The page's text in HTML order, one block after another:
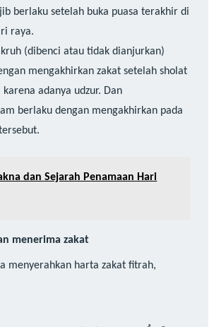
berlaku setelah buka puasa terakhir di
raya.
(dibenci atau tidak dianjurkan)
mengakhirkan zakat setelah sholat
karena adanya udzur. Dan
berlaku dengan mengakhirkan pada
dan Sejarah Penamaan Hari
menerima zakat
menyerahkan harta zakat fitrah,